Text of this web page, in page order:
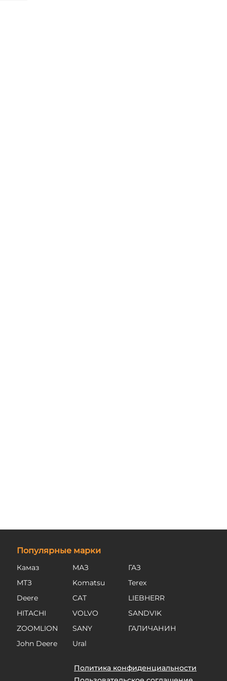
Популярные марки
Камаз МАЗ
ГАЗ
МТЗ
Komatsu
Terex
Deere
CAT
LIEBHERR
HITACHI
VOLVO
SANDVIK
ZOOMLION
SANY
ГАЛИЧАНИН
John Deere
Ural
Политика конфиденциальности